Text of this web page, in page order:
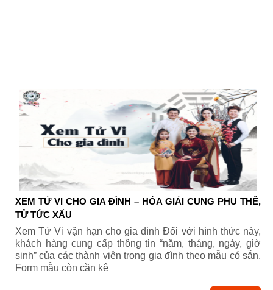
XEM TỬ VI CHO GIA ĐÌNH – HÓA GIẢI CUNG PHU THÊ,
TỬ TỨC XẤU
Xem Tử Vi vận hạn cho gia đình Đối với hình thức này,
khách hàng cung cấp thông tin “năm, tháng, ngày, giờ
sinh” của các thành viên trong gia đình theo mẫu có sẵn.
Form mẫu còn cần kê